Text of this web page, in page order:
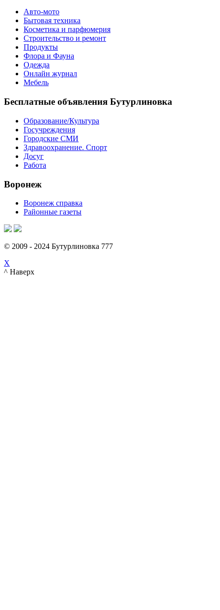
Авто-мото
Бытовая техника
Косметика и парфюмерия
Строительство и ремонт
Продукты
Флора и Фауна
Одежда
Онлайн журнал
Мебель
Бесплатные объявления Бутурлиновка
Образование/Культура
Госучреждения
Городские СМИ
Здравоохранение. Спорт
Досуг
Работа
Воронеж
Воронеж справка
Районные газеты
© 2009 - 2024 Бутурлиновка 777
X
^ Наверх